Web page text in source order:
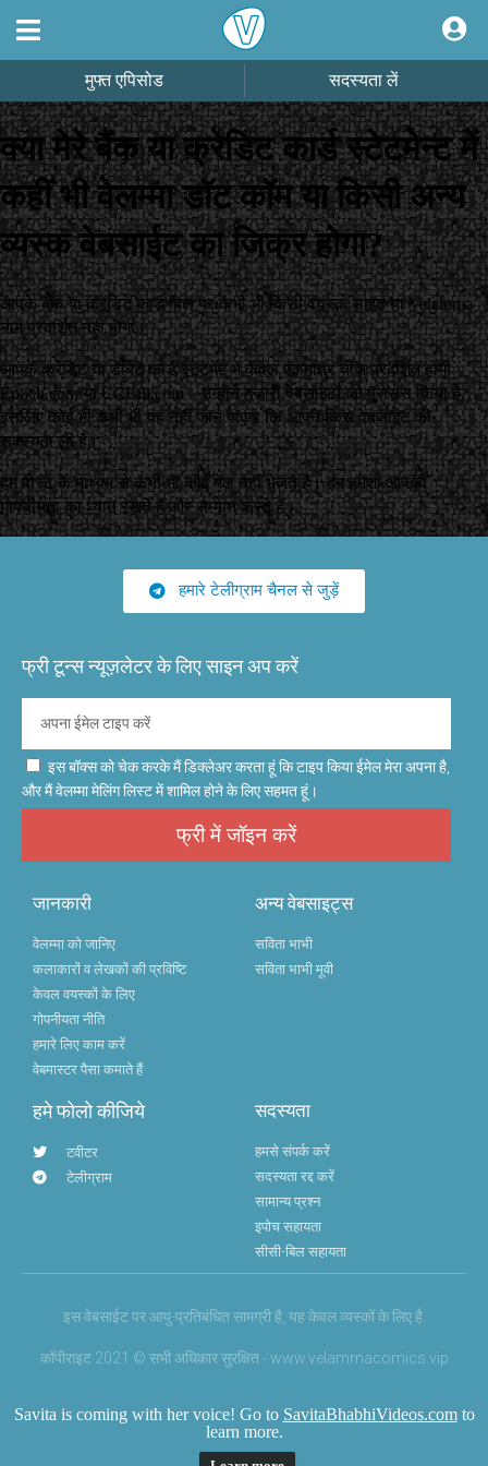
मुफ्त एपिसोड सदस्यता लें
क्या मेरे बैंक या क्रेडिट कार्ड स्टेटमेन्ट में
कहीं भी वेलम्मा डॉट कॉम या किसी अन्य
व्यस्क वेबसाईट का जिक्र होगा?
आपके बैंक या क्रेडिट कार्ड बिल पर कभी भी किसी वयस्क साइट या Velamma
नाम प्रदर्शित नहीं होगा।
आपके क्रेडिट या डेबिट कार्ड स्टेटमेंट में केवल एकमात्र चीज प्रदर्शित होगी
Epoch.com या CCBill.com – उन्होंने हजारों वेबसाइटों को प्रोसेस किया है,
इसलिए कोई भी कभी भी यह नहीं जान पाएगा कि आपने किस वेबसाइट की
सदस्यता ली है।
हम पोस्ट के माध्यम से कभी भी कोई मेल नहीं भेजते हैं। हम हमेशा आपकी
गोपनीयता का ध्यान रखते हैं और सम्मान करते हैं।
हमारे टेलीग्राम चैनल से जुड़ें
फ्री टून्स न्यूज़लेटर के लिए साइन अप करें
इस बॉक्स को चेक करके मैं डिक्लेअर करता हूं कि टाइप किया ईमेल मेरा अपना है,
और मैं वेलम्मा मेलिंग लिस्ट में शामिल होने के लिए सहमत हूं।
फ्री में जॉइन करें
जानकारी
वेलम्मा को जानिए
कलाकारों व लेखकों की प्रविष्टि
केवल वयस्कों के लिए
गोपनीयता नीति
हमारे लिए काम करें
वेबमास्टर पैसा कमाते हैं
अन्य वेबसाइट्स
सविता भाभी
सविता भाभी मूवी
हमे फोलो कीजिये
टवीटर
टेलीग्राम
सदस्यता
हमसे संपर्क करें
सदस्यता रद्द करें
सामान्य प्रश्न
इपोच सहायता
सीसी-बिल सहायता
इस वेबसाईट पर आयु-प्रतिबंधित सामग्री है, यह केवल व्यस्कों के लिए है.
कॉपीराइट 2021 © सभी अधिकार सुरक्षित - www.velammacomics.vip
Savita is coming with her voice! Go to SavitaBhabhiVideos.comto
learn more.